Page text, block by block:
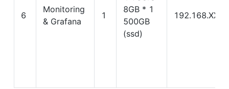
6
Monitoring
& Grafana
1
8GB * 1
500GB
(ssd)